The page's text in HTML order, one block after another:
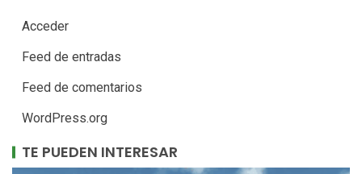
Acceder
Feed de entradas
Feed de comentarios
WordPress.org
TE PUEDEN INTERESAR